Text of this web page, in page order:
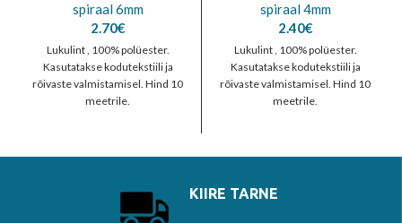
spiraal 6mm
2.70€
Lukulint , 100% polüester.
Kasutatakse kodutekstiili ja
rõivaste valmistamisel. Hind 10
meetrile.
spiraal 4mm
2.40€
Lukulint , 100% polüester.
Kasutatakse kodutekstiili ja
rõivaste valmistamisel. Hind 10
meetrile.
KIIRE TARNE